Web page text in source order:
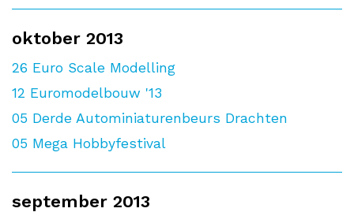
oktober 2013
26 Euro Scale Modelling
12 Euromodelbouw '13
05 Derde Autominiaturenbeurs Drachten
05 Mega Hobbyfestival
september 2013